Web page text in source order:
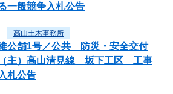
一般競争入札公告
高山土木事務所
公舗1号／公共 防災・安全交付
主）高山清見線 坂下工区 工事
札公告